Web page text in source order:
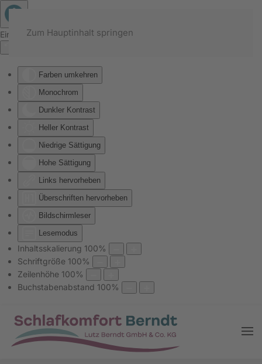
Eingabehilfen öffnen
Farben umkehren
Monochrom
Dunkler Kontrast
Heller Kontrast
Niedrige Sättigung
Hohe Sättigung
Links hervorheben
Überschriften hervorheben
Bildschirmleser
Lesemodus
Inhaltsskalierung 100%
Schriftgröße 100%
Zeilenhöhe 100%
Buchstabenabstand 100%
Zum Hauptinhalt springen